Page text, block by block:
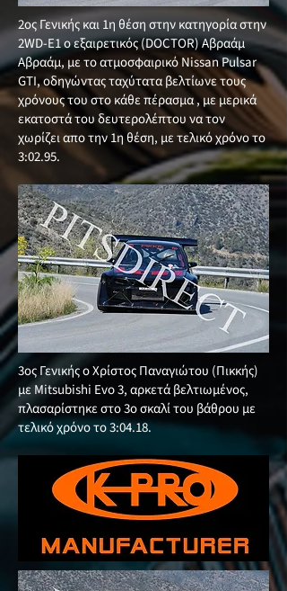
2ος Γενικής και 1η θέση στην κατηγορία στην
2WD-E1 ο εξαιρετικός (DOCTOR) Αβραάμ
Αβραάμ, με το ατμοσφαιρικό Nissan Pulsar
GTI, οδηγώντας ταχύτατα βελτίωνε τους
χρόνους του στο κάθε πέρασμα , με μερικά
εκατοστά του δευτερολέπτου να τον
χωρίζει απο την 1η θέση, με τελικό χρόνο το
3:02.95.
3ος Γενικής ο Χρίστος Παναγιώτου (Πικκής)
με Mitsubishi Evo 3, αρκετά βελτιωμένος,
πλασαρίστηκε στο 3ο σκαλί του βάθρου με
τελικό χρόνο το 3:04.18.